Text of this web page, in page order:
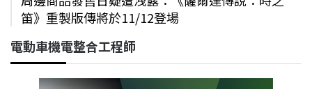
笛》重製版傳將於11/12登場
電動車機電整合工程師